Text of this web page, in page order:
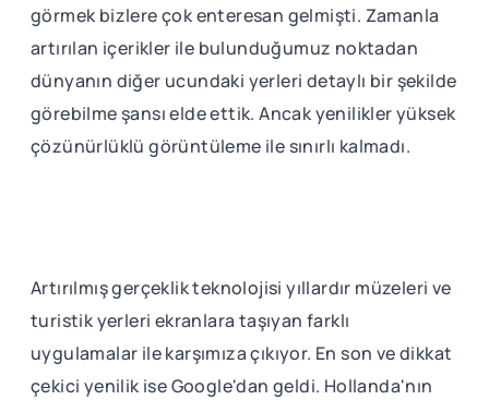
görmek bizlere çok enteresan gelmişti. Zamanla
artırılan içerikler ile bulunduğumuz noktadan
dünyanın diğer ucundaki yerleri detaylı bir şekilde
görebilme şansı elde ettik. Ancak yenilikler yüksek
çözünürlüklü görüntüleme ile sınırlı kalmadı.
Artırılmış gerçeklik teknolojisi yıllardır müzeleri ve
turistik yerleri ekranlara taşıyan farklı
uygulamalar ile karşımıza çıkıyor. En son ve dikkat
çekici yenilik ise Google'dan geldi. Hollanda'nın